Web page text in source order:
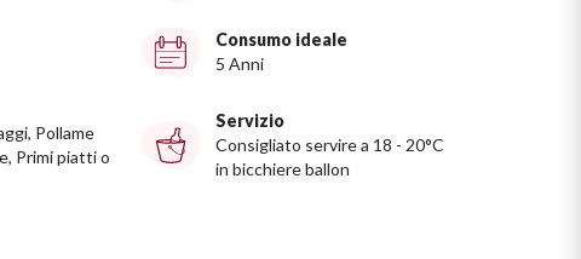
Consumo ideale
5 Anni
Pollame
Primi piatti o
Servizio
Consigliato servire a 18 - 20°C
in bicchiere ballon